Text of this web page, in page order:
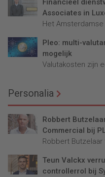
Financieel
Associates in
Het
Pleo: multi-
mogelijk
Valutakosten zijn
Personalia
Robbert
Commercial bij
Robbert Butzelaar
Teun Valckx
controllerrol bij